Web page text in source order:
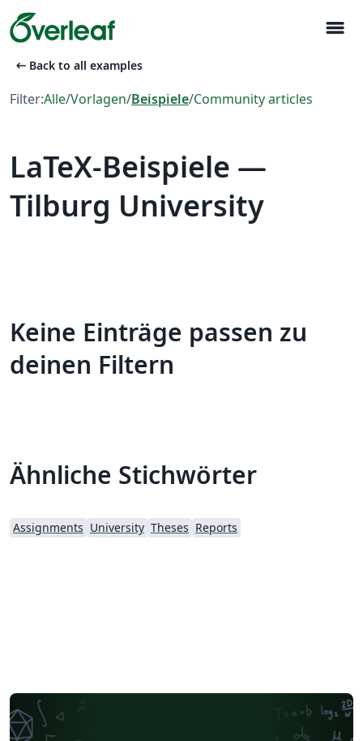
menu
arrow_left_alt Back to all examples
Filter:Alle/Vorlagen/Beispiele/Community articles
LaTeX-Beispiele —
Tilburg University
Keine Einträge passen zu
deinen Filtern
Ähnliche Stichwörter
Assignments University Theses Reports